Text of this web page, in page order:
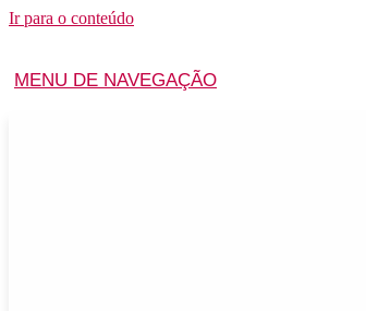
Ir para o conteúdo
MENU DE NAVEGAÇÃO